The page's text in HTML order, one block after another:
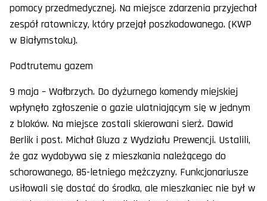
pomocy przedmedycznej. Na miejsce zdarzenia przyjechał
zespół ratowniczy, który przejął poszkodowanego. (KWP
w Białymstoku).
Podtrutemu gazem
9 maja – Wałbrzych. Do dyżurnego komendy miejskiej
wpłynęło zgłoszenie o gazie ulatniającym się w jednym
z bloków. Na miejsce zostali skierowani sierż. Dawid
Berlik i post. Michał Gluza z Wydziału Prewencji. Ustalili,
że gaz wydobywa się z mieszkania należącego do
schorowanego, 85-letniego mężczyzny. Funkcjonariusze
usiłowali się dostać do środka, ale mieszkaniec nie był w